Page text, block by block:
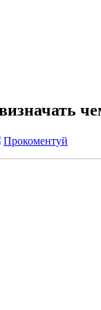
Прокоментуй